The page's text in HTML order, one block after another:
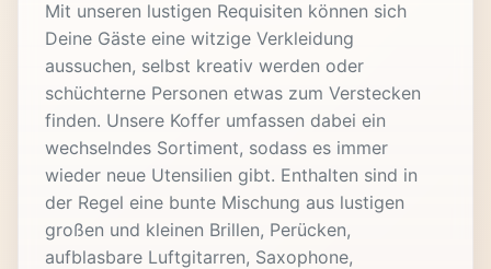
Mit unseren lustigen Requisiten können sich
Deine Gäste eine witzige Verkleidung
aussuchen, selbst kreativ werden oder
schüchterne Personen etwas zum Verstecken
finden. Unsere Koffer umfassen dabei ein
wechselndes Sortiment, sodass es immer
wieder neue Utensilien gibt. Enthalten sind in
der Regel eine bunte Mischung aus lustigen
großen und kleinen Brillen, Perücken,
aufblasbare Luftgitarren, Saxophone,